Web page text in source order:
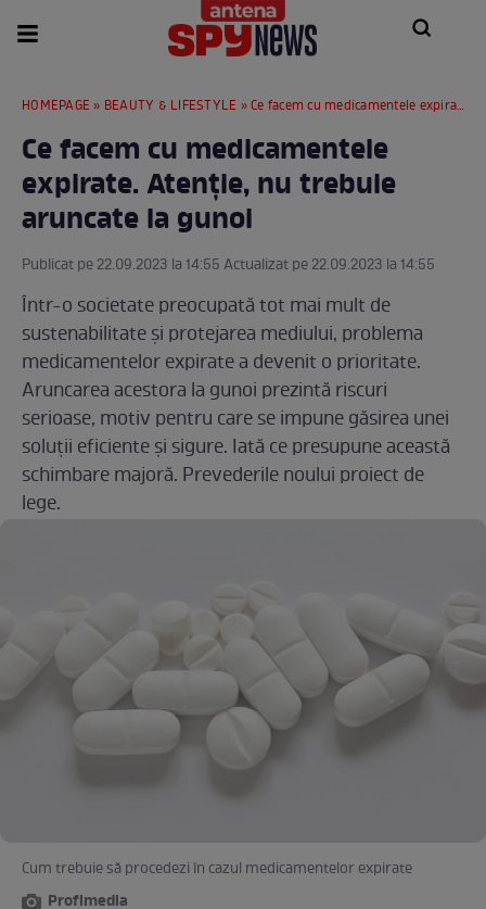
HOMEPAGE » BEAUTY & LIFESTYLE » Ce facem cu medicamentele expirate. Atenție, nu trebuie aruncate la gunoi
Ce facem cu medicamentele
expirate. Atenție, nu trebuie
aruncate la gunoi
Publicat pe 22.09.2023 la 14:55 Actualizat pe 22.09.2023 la 14:55
Într-o societate preocupată tot mai mult de
sustenabilitate și protejarea mediului, problema
medicamentelor expirate a devenit o prioritate.
Aruncarea acestora la gunoi prezintă riscuri
serioase, motiv pentru care se impune găsirea unei
soluții eficiente și sigure. Iată ce presupune această
schimbare majoră. Prevederile noului proiect de
lege.
Cum trebuie să procedezi în cazul medicamentelor expirate
Profimedia